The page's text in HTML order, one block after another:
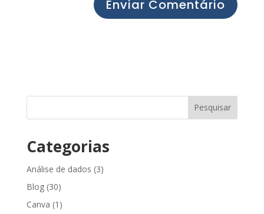
Pesquisar
Categorias
Análise de dados (3)
Blog(30)
Canva (1)